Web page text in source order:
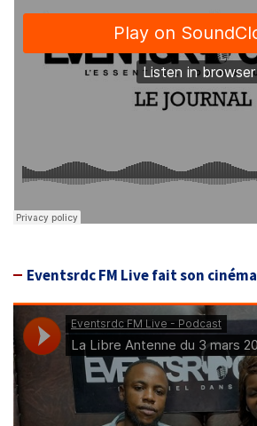
Eventsrdc FM Live fait son cinéma